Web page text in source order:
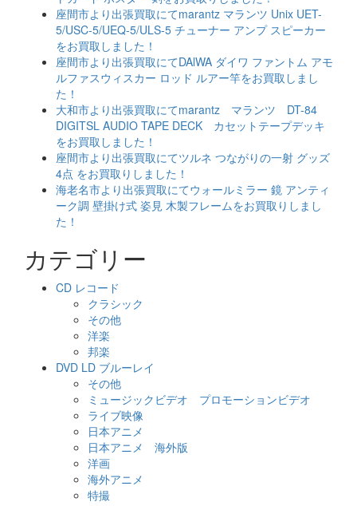
座間市より出張買取にてmarantz マランツ Unix UET-
5/USC-5/UEQ-5/ULS-5 チューナー アンプ スピーカー
をお買取しました！
座間市より出張買取にてDAlWA ダイワ ファントム アモ
ルファスウィスカー ロッド ルアー竿をお買取しまし
た！
大和市より出張買取にてmarantz マランツ DT-84
DIGITSL AUDIO TAPE DECK カセットテープデッキ
をお買取しました！
座間市より出張買取にてツルネ つながりの一射 グッズ
4点 をお買取りしました！
海老名市より出張買取にてウォールミラー 鏡 アンティ
ーク調 壁掛け式 姿見 木製フレームをお買取りしまし
た！
カテゴリー
CD レコード
クラシック
その他
洋楽
邦楽
DVD LD ブルーレイ
その他
ミュージックビデオ プロモーションビデオ
ライブ映像
日本アニメ
日本アニメ 海外版
洋画
海外アニメ
特撮